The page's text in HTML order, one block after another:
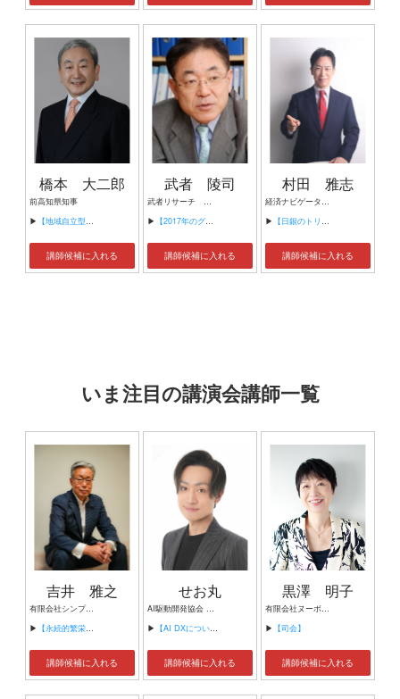
橋本 大二郎
前高知県知事
▶ 【地域自立型の国づくり ～未来のあるべき国の形～】
講師候補に入れる
武者 陵司
武者リサーチ 代表
▶ 【2017年のグローバル投資環境】
講師候補に入れる
村田 雅志
経済ナビゲーター 経済評論家 金融アナリスト 元堂島取引所社長
▶ 【日銀のトリレンマと日本経済の未来 ～インフレ時代における資産格差拡大のリスクと対策～】
講師候補に入れる
いま注目の講演会講師一覧
吉井 雅之
有限会社シンプルタスク 代表取締役 習慣形成コンサルタント
▶ 【永続的繁栄の組織づくり】
講師候補に入れる
せお丸
AI駆動開発協会 代表理事 サイバーフリークス株式会社 代表取締役
▶ 【AI DXについて】
講師候補に入れる
黒澤 明子
有限会社ヌーボヌール代表取締役
▶ 【司会】
講師候補に入れる